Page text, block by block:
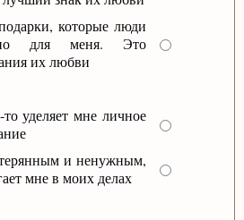
которые люди
для меня. Это
их любви
уделяет мне личное
и ненужным,
мне в моих делах